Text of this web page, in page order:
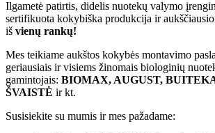
Ilgametė patirtis, didelis nuotekų valymo
sertifikuota kokybiška produkcija ir
iš vienų rankų!
Mes teikiame aukštos kokybės montavimo
geriausiais ir visiems žinomais biologinių
gamintojais: BIOMAX, AUGUST,
ŠVAISTĖ ir kt.
Susisiekite su mumis ir mes pažadame: